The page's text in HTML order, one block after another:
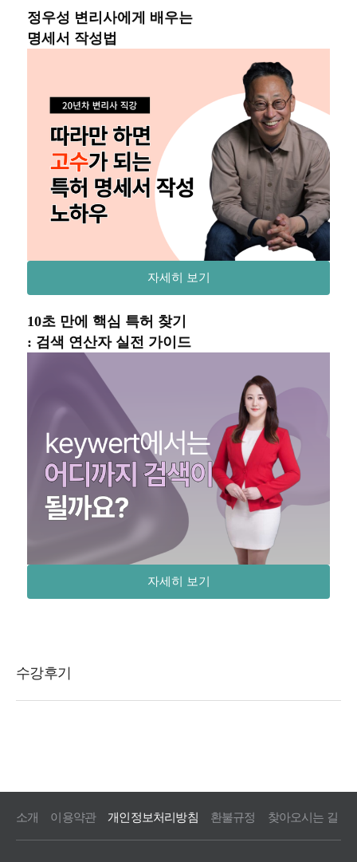
정우성 변리사에게 배우는
명세서 작성법
자세히 보기
10초 만에 핵심 특허 찾기
: 검색 연산자 실전 가이드
자세히 보기
소개 이용약관 개인정보처리방침 환불규정 찾아오시는 길